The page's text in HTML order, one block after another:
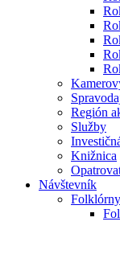
Región
Služby
Knižnica
Návštevník